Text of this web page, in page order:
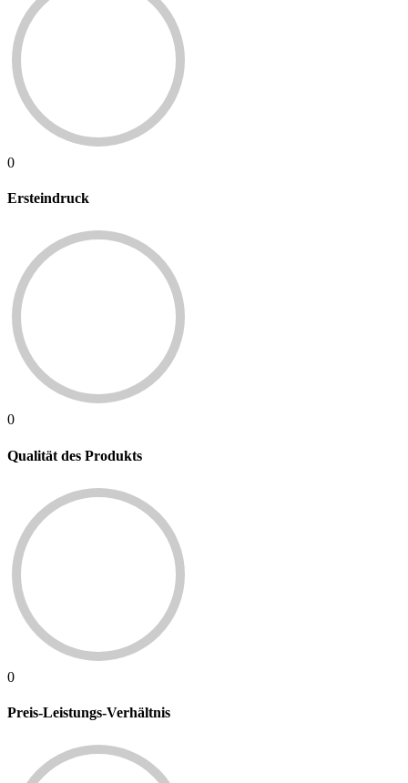
0
Ersteindruck
0
Qualität des Produkts
0
Preis-Leistungs-Verhältnis